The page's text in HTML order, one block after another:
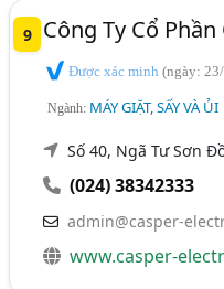
9 Công Ty Cổ
Được xác minh(ngày:
Ngành: MÁY GIẶT, SẤY VÀ ỦI
Số 40, Ngã Tư Sơn
(024) 38342333
admin@casper-
www.casper-